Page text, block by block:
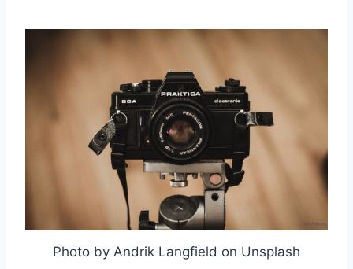
Photo by Andrik Langfield on Unsplash